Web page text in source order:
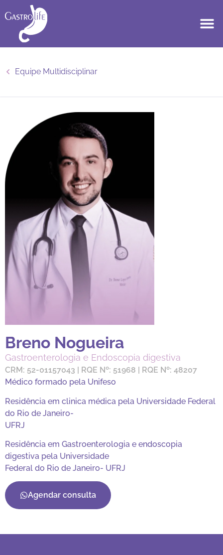
Equipe Multidisciplinar
Breno Nogueira
Gastroenterologia e Endoscopia digestiva
CRM: 52-01157043 | RQE Nº: 51968 | RQE Nº: 48207
Médico formado pela Unifeso
Residência em clinica médica pela Universidade Federal
do Rio de Janeiro-
UFRJ
Residência em Gastroenterologia e endoscopia
digestiva pela Universidade
Federal do Rio de Janeiro- UFRJ
Agendar consulta